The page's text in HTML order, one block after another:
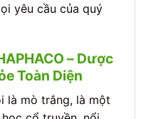
yêu cầu của quý
– Dược
Toàn Diện
là mò trắng, là một